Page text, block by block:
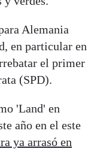
Alemania
en particular en
el primer
(SPD).
'Land' en
año en el este
ya arrasó en